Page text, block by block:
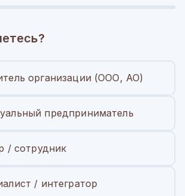
организации (ООО, АО)
предприниматель
/ сотрудник
/ интегратор